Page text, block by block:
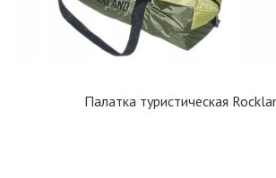
Палатка туристическая